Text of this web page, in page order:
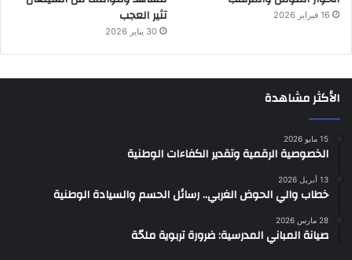
16 فبراير 2026
تثير العجب
30 يناير 2026
الأكثر مشاهدة
15 مايو 2026
الخصوصية الرقمية وتقدير الكفاءات الوطنية
13 أبريل 2026
خطاب والي الحوض الغربي.. رسائل الحسم والسيادة الوطنية
28 مارس 2026
صيانة المباني المدرسية: ضرورة تربوية ملحّة